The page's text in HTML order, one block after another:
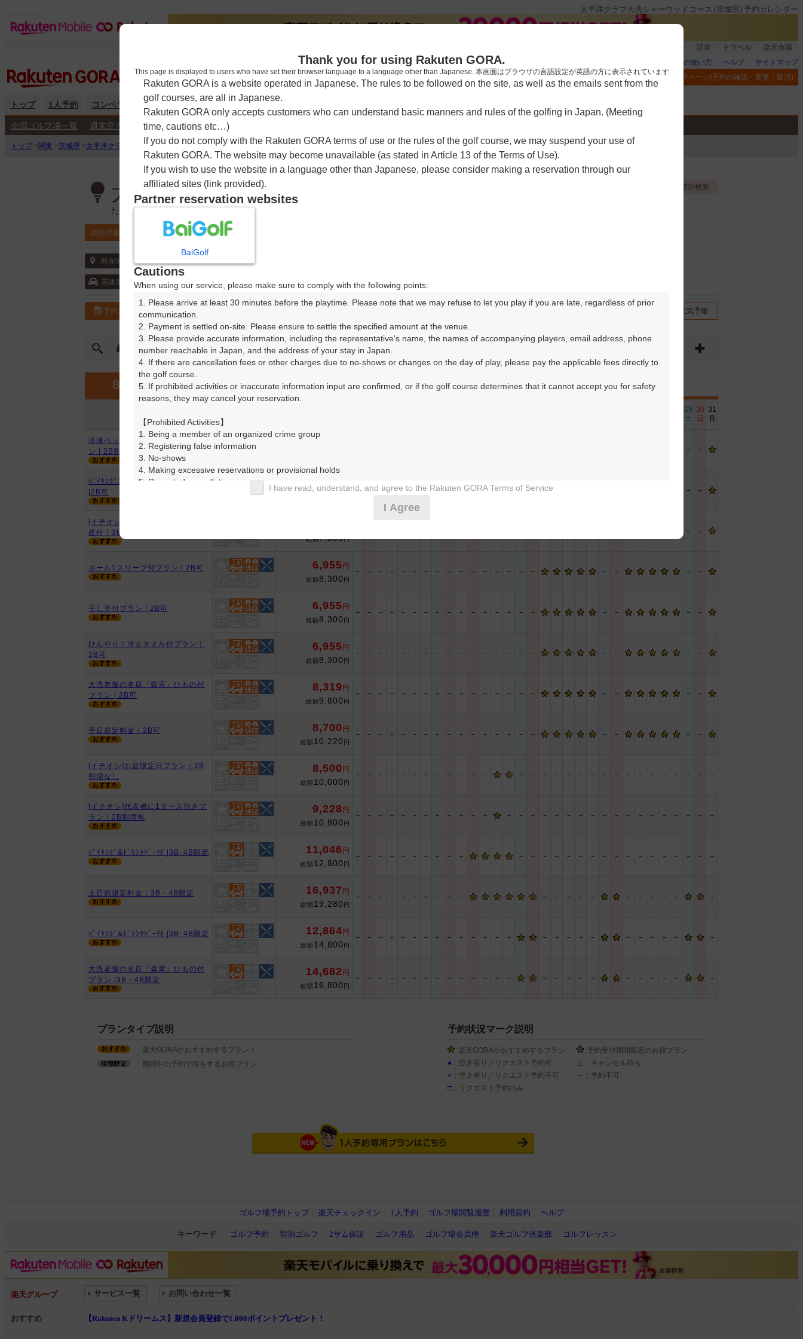
太平洋クラブ大洗シャーウッドコース (茨城県) 予約カレンダー
証券 トラベル
楽天市場
楽天GORAの使い方
ヘルプ
サイトマップ
閲覧履歴
お気に入り MYページ(予約の確認・変更・取消)
トップ 1人予約 コンペ予約 海外予約 キャンペーン
全国ゴルフ場一覧 週末空き枠検索 平日空き枠検索
トップ > 関東 >茨城県 >太平洋クラブ大洗シャーウッドコース> 予約カレンダー
太平洋クラブ大洗シャーウッドコース
たいへいようくらぶ おおあらいしゃーうっどこーす
宿泊検索
総合評価 4.5 ポイント利用可
所在地 〒311-1313 茨城県 東茨城郡大洗町成田町3137
高速道 東水戸道路・水戸大洗 15km以内
予約カレンダー 天気予報
絞込み 曜日やスタート時間を指定して、ご希望のプランを絞り込むことができます。
8月 9月 10月
アイコンの説明
29
土
30
日
31
月
冷凍ペットボトル付平日限定プラ
ン | 2B割増無
－ －
ﾊﾞｲｷﾝｸﾞ30品目以上&ﾄﾞﾘﾝｸﾊﾞｰ付
|2B可
6,500円
－ － － － － － － － － － － － － － － － － －
[イチオシ]『女子会プラン』お土
産付｜3B～
総額7,800円
－ －
ボール1スリーブ付プラン | 2B可 6,955 円
総額8,300 円
－ － － － － － － － － － － － － － － － － － － －
干し芋付プラン | 2B可 6,955 円
総額8,300 円
－ － － － － － － － － － － － － － － － － － － －
ひんやり！冷えタオル付プラン｜
2B可
6,955 円
総額8,300 円
－ － － － － － － － － － － － － － － － － － － －
大洗老舗の名店『森寅』ひもの付
プラン | 2B可
8,319 円
総額 9,800 円
－ － － － － － － － － － － － － － － － － － － －
平日規定料金｜2B可 8,700 円
総額 10,220 円
－ － － － － － － － － － － － － － － － － － － －
[イチオシ]お盆限定日プラン｜2B
割増なし
8,500 円
総額 10,000 円
－ － － － － － － － － － － － － － － － － － － － － － － － － － － － －
[イチオシ]代表者に1ダース付きプ
ラン｜2B割増無
9,228 円
総額 10,800 円
－ － － － － － － － － － － － － － － － － － － － － － － － － － － － － －
ﾊﾞｲｷﾝｸﾞ&ﾄﾞﾘﾝｸﾊﾞｰ付 |3B･4B限定 11,046 円
総額 12,800 円
－ － － － － － － － － － － － － － － － － － － － － － － － － － －
土日祝規定料金｜3B・4B限定 16,937 円
総額 19,280 円
－ － － － － － － － － － － － － － － － － － － － －
ﾊﾞｲｷﾝｸﾞ&ﾄﾞﾘﾝｸﾊﾞｰ付 |3B･4B限定 12,864 円
総額 14,800 円
－ － － － － － － － － － － － － － － － － － － － － － － － －
大洗老舗の名店『森寅』ひもの付
プラン |3B・4B限定
14,682 円
総額 16,800 円
－ － － － － － － － － － － － － － － － － － － － － － － － －
プランタイプ説明
楽天GORAがおすすめするプラン！
期間中の予約で得をするお得プラン
予約状況マーク説明
:楽天GORAがおすすめするプラン
:予約受付期間限定のお得プラン
● ：空き有り／リクエスト予約可 △ ：キャンセル待ち
○ ：空き有り／リクエスト予約不可 － ：予約不可
□ ：リクエスト予約のみ
ゴルフ場予約トップ 楽天チェックイン 1人予約 ゴルフ場閲覧履歴 利用規約 ヘルプ
キーワード ゴルフ予約 宿泊ゴルフ 2サム保証 ゴルフ用品 ゴルフ場会員権 楽天ゴルフ倶楽部 ゴルフレッスン
楽天グループ サービス一覧 お問い合わせ一覧
おすすめ 【Rakuten Kドリームス】新規会員登録で1,000ポイントプレゼント！
Thank you for using Rakuten GORA.
This page is displayed to users who have set their browser language to a language other than Japanese. 本画面はブラウザの言語設定が英語の方に表示されています
Rakuten GORA is a website operated in Japanese. The rules to be followed on the site, as well as the emails sent from the
golf courses, are all in Japanese.
Rakuten GORA only accepts customers who can understand basic manners and rules of the golfing in Japan. (Meeting
time, cautions etc…)
If you do not comply with the Rakuten GORA terms of use or the rules of the golf course, we may suspend your use of
Rakuten GORA. The website may become unavailable (as stated in Article 13 of the Terms of Use).
If you wish to use the website in a language other than Japanese, please consider making a reservation through our
affiliated sites (link provided).
Partner reservation websites
BaiGolf
Cautions
When using our service, please make sure to comply with the following points:
1. Please arrive at least 30 minutes before the playtime. Please note that we may refuse to let you play if you are late, regardless of prior
communication.
2. Payment is settled on-site. Please ensure to settle the specified amount at the venue.
3. Please provide accurate information, including the representative's name, the names of accompanying players, email address, phone
number reachable in Japan, and the address of your stay in Japan.
4. If there are cancellation fees or other charges due to no-shows or changes on the day of play, please pay the applicable fees directly to
the golf course.
5. If prohibited activities or inaccurate information input are confirmed, or if the golf course determines that it cannot accept you for safety
reasons, they may cancel your reservation.
【Prohibited Activities】
1. Being a member of an organized crime group
2. Registering false information
3. No-shows
4. Making excessive reservations or provisional holds
5. Repeated cancellations
6. Violating laws and regulations
7. Causing inconvenience to others during play (e.g., delaying play, ignoring rules, manners, or warnings)
I have read, understand, and agree to the Rakuten GORA Terms of Service
I Agree